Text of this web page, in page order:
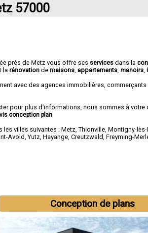
57000
près de Metz vous offre ses services dans la
larénovation demaisons, appartements,manoirs,
avec des agences immobilières, commerçants
pour plus d'informations, nous sommes à votre
conception plan
les villes suivantes :Metz,Thionville,Montigny-
Avold,Yutz,Hayange,Creutzwald,Freyming-
Conception de plans